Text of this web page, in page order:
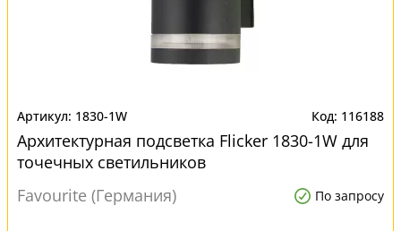
1830-1W 116188
Архитектурная подсветка Flicker 1830-1W для
точечных светильников
Favourite (Германия)
По запросу